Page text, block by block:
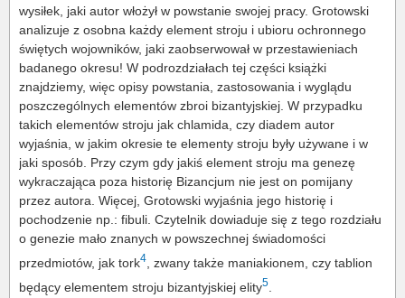
wysiłek, jaki autor włożył w powstanie swojej pracy. Grotowski
analizuje z osobna każdy element stroju i ubioru ochronnego
świętych wojowników, jaki zaobserwował w przestawieniach
badanego okresu! W podrozdziałach tej części książki
znajdziemy, więc opisy powstania, zastosowania i wyglądu
poszczególnych elementów zbroi bizantyjskiej. W przypadku
takich elementów stroju jak chlamida, czy diadem autor
wyjaśnia, w jakim okresie te elementy stroju były używane i w
jaki sposób. Przy czym gdy jakiś element stroju ma genezę
wykraczająca poza historię Bizancjum nie jest on pomijany
przez autora. Więcej, Grotowski wyjaśnia jego historię i
pochodzenie np.: fibuli. Czytelnik dowiaduje się z tego rozdziału
o genezie mało znanych w powszechnej świadomości
przedmiotów, jak tork4
, zwany także maniakionem, czy tablion
będący elementem stroju bizantyjskiej elity5